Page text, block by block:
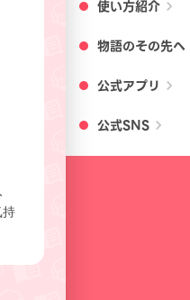
使い方紹介 chevron_right
物語のその先へ
公式アプリ chevron_right
公式SNS chevron_right